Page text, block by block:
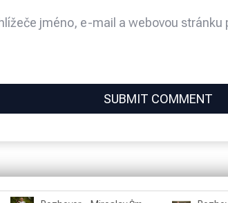
jméno, e-mail a webovou stránku